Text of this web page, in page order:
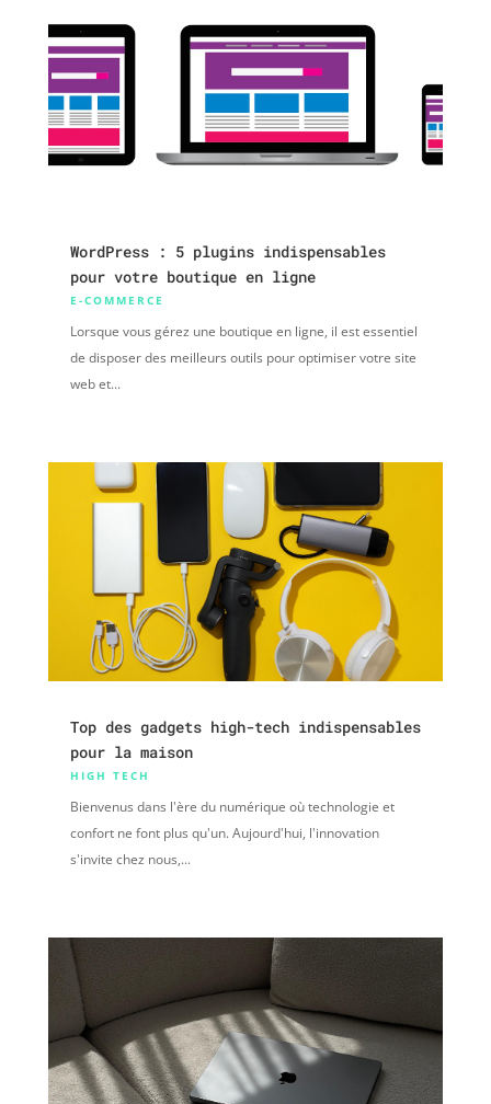
WordPress : 5 plugins indispensables
pour votre boutique en ligne
E-COMMERCE
Lorsque vous gérez une boutique en ligne, il est essentiel
de disposer des meilleurs outils pour optimiser votre site
web et...
Top des gadgets high-tech indispensables
pour la maison
HIGH TECH
Bienvenus dans l'ère du numérique où technologie et
confort ne font plus qu'un. Aujourd'hui, l'innovation
s'invite chez nous,...